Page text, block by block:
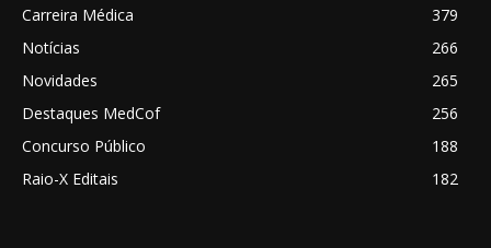
Carreira Médica
379
Notícias
266
Novidades
265
Destaques MedCof
256
Concurso Público
188
Raio-X Editais
182